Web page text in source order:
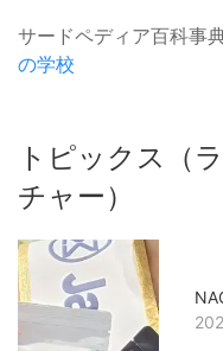
サードペディア百科事
の学校
トピックス（
チャー）